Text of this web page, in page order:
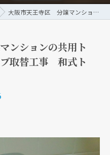
大阪市天王寺区 分譲マンションの共用トイレ内フラッシュバルブ取替工事 和式トイレ
ンションの共用ト
取替工事 和式ト